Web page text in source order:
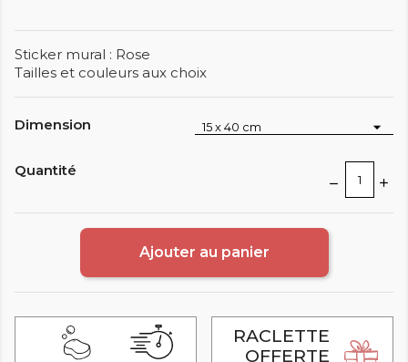
Sticker mural : Rose
Tailles et couleurs aux choix
Dimension
Quantité
Ajouter au panier
RACLETTE
OFFERTE